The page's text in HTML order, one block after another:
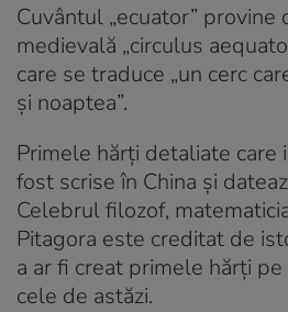
Cuvântul „ecuator” provine
medievală „circulus
care se traduce „un cerc
și noaptea”.
Primele hărți detaliate care
fost scrise în China și
Celebrul filozof,
Pitagora este creditat de
a ar fi creat primele hărți pe
cele de astăzi.